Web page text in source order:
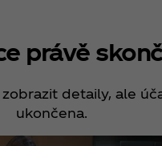
právě
detaily, ale
ukončena.